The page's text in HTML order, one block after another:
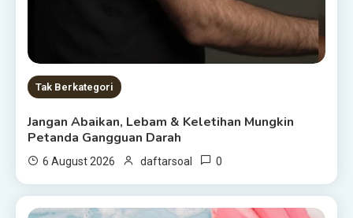
Tak Berkategori
Jangan Abaikan, Lebam & Keletihan Mungkin
Petanda Gangguan Darah
6 August 2026 daftarsoal 0